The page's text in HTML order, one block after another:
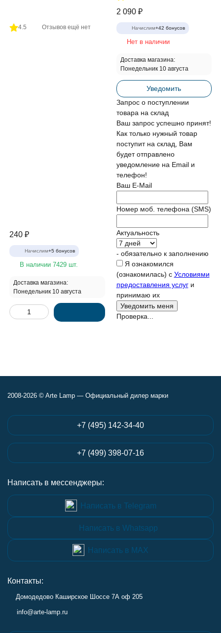
4.5 Отзывов ещё нет
240 ₽
Начислим+5 бонусов
В наличии 7429 шт.
Доставка магазина:
Понедельник 10 августа
2 090 ₽
Начислим+42 бонусов
Нет в наличии
Доставка магазина:
Понедельник 10 августа
Уведомить
Запрос о поступлении
товара на склад
Ваш запрос успешно принят!
Как только нужный товар
поступит на склад, Вам
будет отправлено
уведомление на Email и
телефон!
Ваш E-Mail
Номер моб. телефона (SMS)
Актуальность
- обязательно к заполнению
Я ознакомился
(ознакомилась) с Условиями
предоставления услуги
принимаю их
Проверка...
2008-2026 © Arte Lamp — Официальный дилер марки
+7 (495) 142-34-40
+7 (499) 398-07-16
Написать в мессенджеры:
Написать в Telegram
Написать в Whatsapp
Написать в MAX
Контакты:
Домодедово Каширское Шоссе 7А оф 205
info@arte-lamp.ru